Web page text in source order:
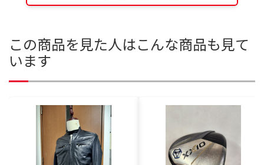
この商品を見た人はこんな商品も見て
います